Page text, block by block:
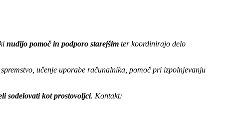
nudijo pomoč in podporo starejšim ter koordinirajo delo
učenje uporabe računalnika, pomoč pri izpolnjevanju
sodelovati kot prostovoljci. Kontakt: